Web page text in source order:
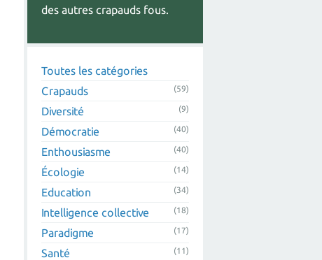
des autres crapauds fous.
Toutes les catégories
Crapauds
(59)
Diversité (9)
Démocratie (40)
Enthousiasme (40)
Écologie (14)
Education (34)
Intelligence collective (18)
Paradigme (17)
Santé (11)